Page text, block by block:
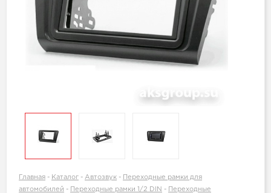
Главная - Каталог - Автозвук -
Переходные рамки для
автомобилей - Переходные рамки 1/2 DIN -
Переходные